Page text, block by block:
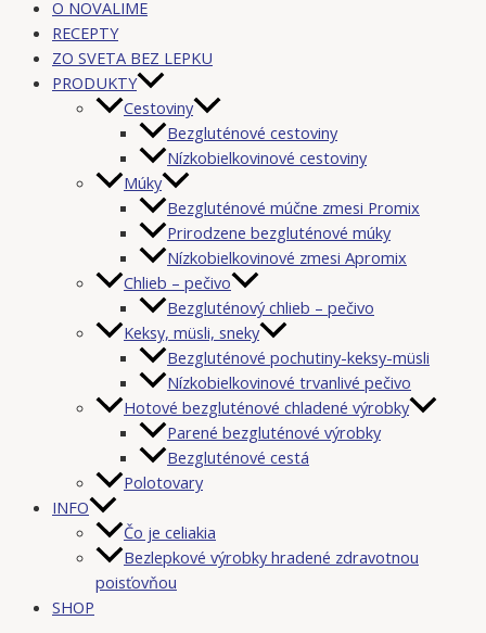
O NOVALIME
RECEPTY
ZO SVETA BEZ LEPKU
PRODUKTY
Cestoviny
Bezgluténové cestoviny
Nízkobielkovinové cestoviny
Múky
Bezgluténové múčne zmesi Promix
Prirodzene bezgluténové múky
Nízkobielkovinové zmesi Apromix
Chlieb – pečivo
Bezgluténový chlieb – pečivo
Keksy, müsli, sneky
Bezgluténové pochutiny-keksy-müsli
Nízkobielkovinové trvanlivé pečivo
Hotové bezgluténové chladené výrobky
Parené bezgluténové výrobky
Bezgluténové cestá
Polotovary
INFO
Čo je celiakia
Bezlepkové výrobky hradené zdravotnou
poisťovňou
SHOP